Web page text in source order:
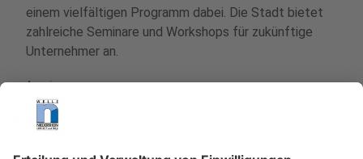
einem vielfältigen Programm dabei. Die Stadt bietet
zahlreiche Seminare und Workshops für zukünftige
Unternehmer an.
Anzeige